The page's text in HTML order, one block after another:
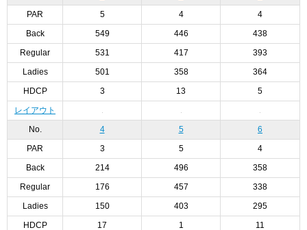
PAR 5 4 4
Back 549 446 438
Regular 531 417 393
Ladies 501 358 364
HDCP 3 13 5
レイアウト
No. 4 5 6
PAR 3 5 4
Back 214 496 358
Regular 176 457 338
Ladies 150 403 295
HDCP 17 1 11